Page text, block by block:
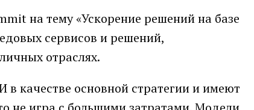
на тему «Ускорение решений на базе
сервисов и решений,
отраслях.
качестве основной стратегии и имеют